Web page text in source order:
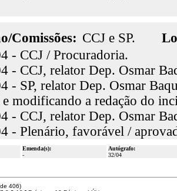
Comissões: CCJ e SP.
- CCJ / Procuradoria.
- CCJ, relator Dep. Osmar
- SP, relator Dep. Osmar
modificando a redação do
- CCJ, relator Dep. Osmar
- Plenário, favorável /
Emenda(s):
-
Autógrafo:
32/04
406)